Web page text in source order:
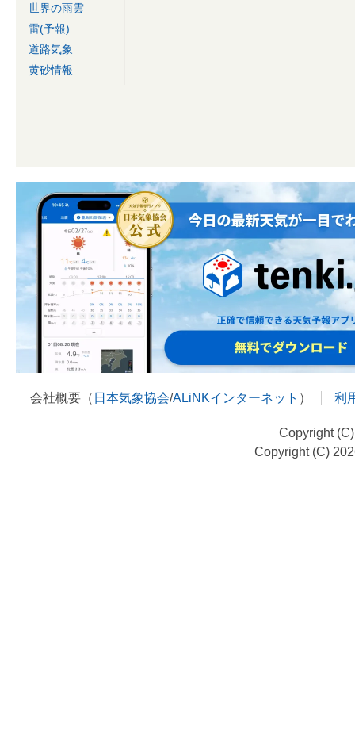
世界の雨雲
雷(予報)
道路気象
黄砂情報
会社概要（ 日本気象協会/ALiNKインターネット ） 利
Copyright
Copyright (C)